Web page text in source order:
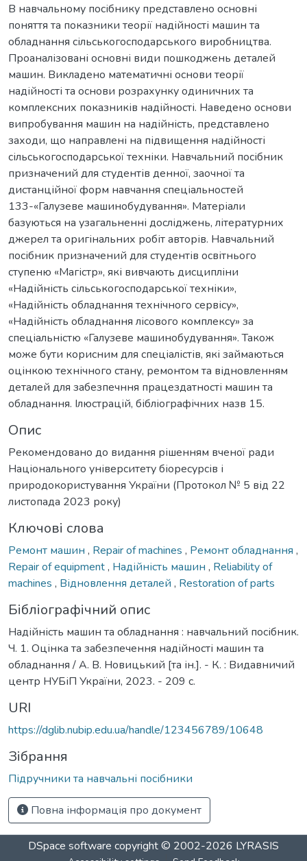
В навчальному посібнику представлено основні
поняття та показники теорії надійності машин та
обладнання сільськогосподарського виробництва.
Проаналізовані основні види пошкоджень деталей
машин. Викладено математичні основи теорії
надійності та основи розрахунку одиничних та
комплексних показників надійності. Наведено основи
випробування машин на надійність, представлено
заходи, що направлені на підвищення надійності
сільськогосподарської техніки. Навчальний посібник
призначений для студентів денної, заочної та
дистанційної форм навчання спеціальностей
133-«Галузеве машинобудування». Матеріали
базуються на узагальненні досліджень, літературних
джерел та оригінальних робіт авторів. Навчальний
посібник призначений для студентів освітнього
ступеню «Магістр», які вивчають дисципліни
«Надійність сільськогосподарської техніки»,
«Надійність обладнання технічного сервісу»,
«Надійність обладнання лісового комплексу» за
спеціальністю «Галузеве машинобудування». Також
може бути корисним для спеціалістів, які займаються
оцінкою технічного стану, ремонтом та відновленням
деталей для забезпечння працездатності машин та
обладнання. Ілюстрацій, бібліографічних назв 15.
Опис
Рекомендовано до видання рішенням вченої ради
Національного університету біоресурсів і
природокористування України (Протокол № 5 від 22
листопада 2023 року)
Ключові слова
Ремонт машин , Repair of machines , Ремонт обладнання ,
Repair of equipment, Надійність машин , Reliability of
machines , Відновлення деталей , Restoration of parts
Бібліографічний опис
Надійність машин та обладнання : навчальний посібник.
Ч. 1. Оцінка та забезпечення надійності машин та
обладнання / А. В. Новицький [та ін.]. - К. : Видавничий
центр НУБіП України, 2023. - 209 с.
URI
https://dglib.nubip.edu.ua/handle/123456789/10648
Зібрання
Підручники та навчальні посібники
Повна інформація про документ
DSpace software copyright © 2002-2026 LYRASIS